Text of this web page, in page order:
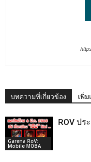
บทความที่เกี่ยวข้อง เพิ่
Garena RoV:
Mobile MOBA
ROV ปร